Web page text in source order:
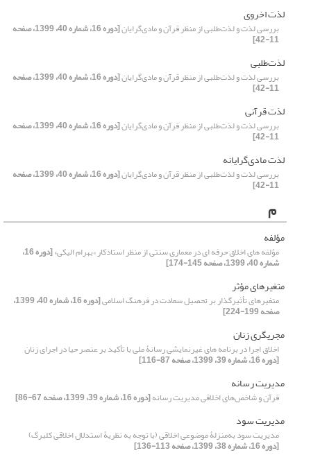
لذت اخروی
بررسی لذت و لذت‌طلبی از منظر قرآن و مادی‌گرایان [دوره 16، شماره 40، 1399، صفحه
11-42]
لذت‌طلبی
بررسی لذت و لذت‌طلبی از منظر قرآن و مادی‌گرایان [دوره 16، شماره 40، 1399، صفحه
11-42]
لذت قرآنی
بررسی لذت و لذت‌طلبی از منظر قرآن و مادی‌گرایان [دوره 16، شماره 40، 1399، صفحه
11-42]
لذت مادی‌گرایانه
بررسی لذت و لذت‌طلبی از منظر قرآن و مادی‌گرایان [دوره 16، شماره 40، 1399، صفحه
11-42]
م
مؤلفه
مؤلفه های اخلاق حرفه ای در معماری سنتی از منظر استادکار «بهرام الیکی» [دوره 16،
شماره 40، 1399، صفحه 145-174]
متغیرهای مؤثر
متغیرهای تأثیرگذار بر تحصیل سعادت در فرهنگ اسلامی [دوره 16، شماره 40، 1399،
صفحه 199-224]
مجری‏گری زنان
اخلاق اجرا در برنامه‏ های غیرنمایشی رسانۀ ملی با تأکید بر عنصر حیا در اجرای زنان
[دوره 16، شماره 39، 1399، صفحه 87-116]
مدیریت رسانه
قرآن و شاخص‌های اخلاقی مدیریت رسانه[دوره 16، شماره 39، 1399، صفحه 67-86]
مدیریت سود
مدیریت سود به‌منزلۀ موضوعی اخلاقی (با توجه به نظریۀ استدلال اخلاقی کلبرگ)
[دوره 16، شماره 38، 1399، صفحه 113-136]